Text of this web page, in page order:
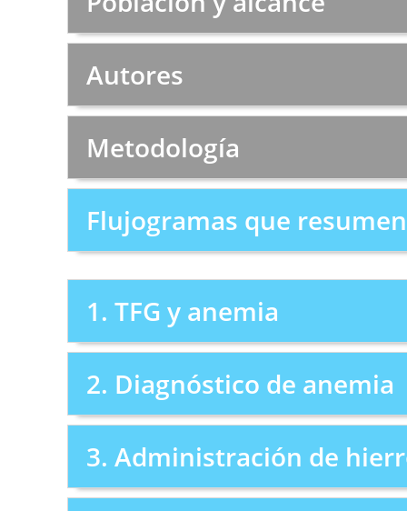
Autores
Metodología
Flujogramas que
1. TFG y anemia
2. Diagnóstico de anemia
3. Administración de